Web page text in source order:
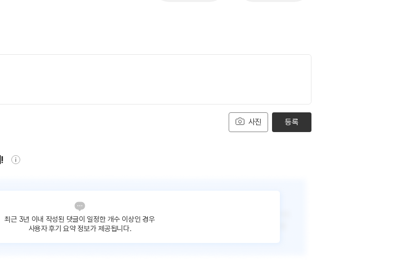
사진 등록
최근 3년 이내 작성된 댓글이 일정한 개수 이상인 경우
사용자 후기 요약 정보가 제공됩니다.